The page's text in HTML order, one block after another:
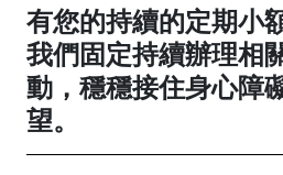
有您的持續的定期小
我們固定持續辦理相
動，穩穩接住身心障
望。